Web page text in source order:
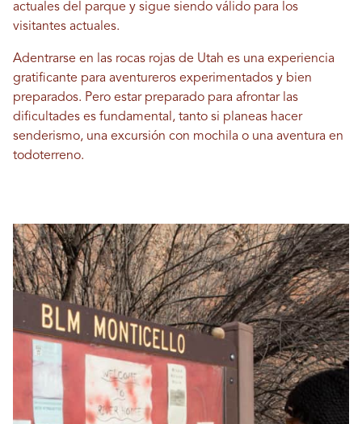
actuales del parque y sigue siendo válido para los
visitantes actuales.
Adentrarse en las rocas rojas de Utah es una experiencia
gratificante para aventureros experimentados y bien
preparados. Pero estar preparado para afrontar las
dificultades es fundamental, tanto si planeas hacer
senderismo, una excursión con mochila o una aventura en
todoterreno.